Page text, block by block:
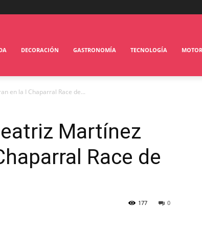
DECORACIÓN GASTRONOMÍA TECNOLOGÍA MOTOR
en la I Chaparral Race de...
Martínez
Race de
0
177